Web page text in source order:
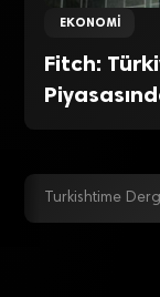
EKONOMI
Fitch:
Turkishtime